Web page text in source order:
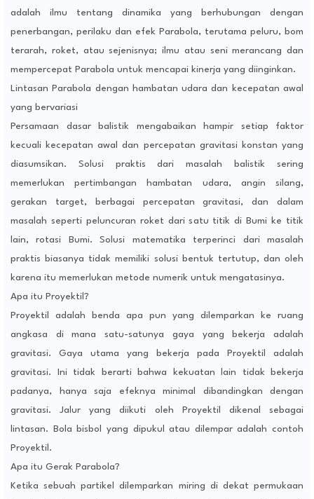
adalah ilmu tentang dinamika yang berhubungan dengan
penerbangan, perilaku dan efek Parabola, terutama peluru, bom
terarah, roket, atau sejenisnya; ilmu atau seni merancang dan
mempercepat Parabola untuk mencapai kinerja yang diinginkan.
Lintasan Parabola dengan hambatan udara dan kecepatan awal
yang bervariasi
Persamaan dasar balistik mengabaikan hampir setiap faktor
kecuali kecepatan awal dan percepatan gravitasi konstan yang
diasumsikan. Solusi praktis dari masalah balistik sering
memerlukan pertimbangan hambatan udara, angin silang,
gerakan target, berbagai percepatan gravitasi, dan dalam
masalah seperti peluncuran roket dari satu titik di Bumi ke titik
lain, rotasi Bumi. Solusi matematika terperinci dari masalah
praktis biasanya tidak memiliki solusi bentuk tertutup, dan oleh
karena itu memerlukan metode numerik untuk mengatasinya.
Apa itu Proyektil?
Proyektil adalah benda apa pun yang dilemparkan ke ruang
angkasa di mana satu-satunya gaya yang bekerja adalah
gravitasi. Gaya utama yang bekerja pada Proyektil adalah
gravitasi. Ini tidak berarti bahwa kekuatan lain tidak bekerja
padanya, hanya saja efeknya minimal dibandingkan dengan
gravitasi. Jalur yang diikuti oleh Proyektil dikenal sebagai
lintasan. Bola bisbol yang dipukul atau dilempar adalah contoh
Proyektil.
Apa itu Gerak Parabola?
Ketika sebuah partikel dilemparkan miring di dekat permukaan